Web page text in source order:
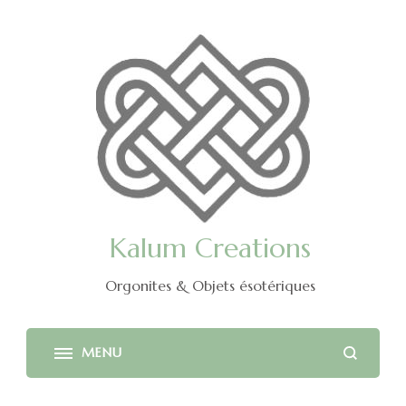
Kalum Creations
Orgonites & Objets ésotériques